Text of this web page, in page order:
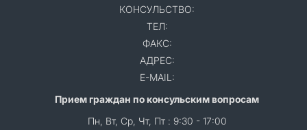
КОНСУЛЬСТВО:
ТЕЛ:
ФАКС:
АДРЕС:
E-MAIL:
Прием граждан по консульским вопросам
Пн, Вт, Ср, Чт, Пт : 9:30 - 17:00